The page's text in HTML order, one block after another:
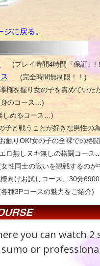
に戻る。
(プレイ時間4時間『保証』!
(完全時間無制限！！)
権を握り女の子を責めていた
のコース…)
しめるコース…)
子と戦うことが好きな男性の
触りOK!女の子の全裸での格
ロ無しヌキ無しの格闘コース
女性同士の戦いを観戦するの
向けお試しコース、30分6900
各種3Pコースの魅力をご紹介)
you can watch
or